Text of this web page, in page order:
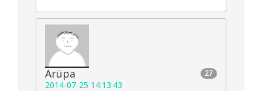
27
Arüpa
2014-07-25 14:13:43